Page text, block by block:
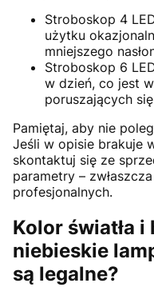
Stroboskop 4
użytku
mniejszego
Stroboskop 6
w dzień, co jest
poruszających
Pamiętaj, aby nie
Jeśli w opisie brakuje
skontaktuj się ze
parametry –
profesjonalnych.
Kolor światła
niebieskie
są legalne?